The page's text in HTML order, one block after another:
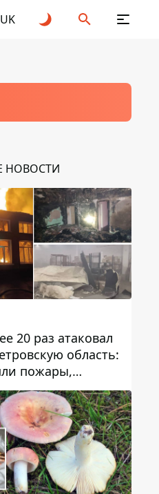
UK
НОВОСТИ
20 раз атаковал
область:
пожары,
дома,
и авто